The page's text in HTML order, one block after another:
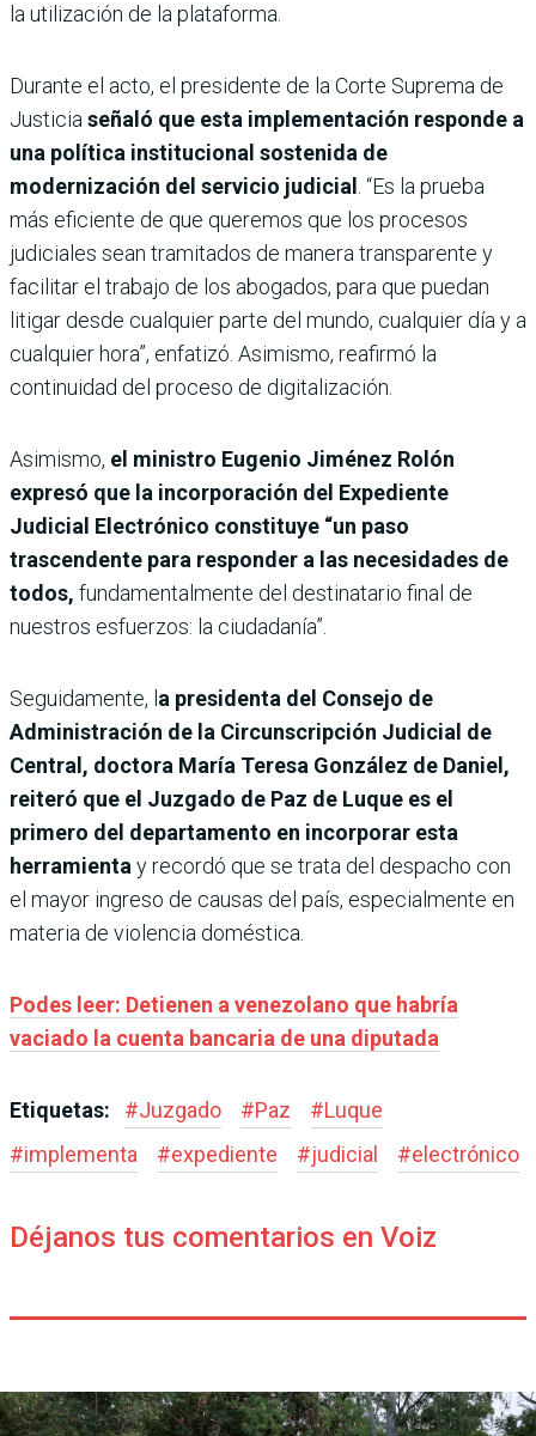
la utilización de la plataforma.
Durante el acto, el presidente de la Corte Suprema de
Justicia señaló que esta implementación responde a
una política institucional sostenida de
modernización del servicio judicial
. “Es la prueba
más eficiente de que queremos que los procesos
judiciales sean tramitados de manera transparente y
facilitar el trabajo de los abogados, para que puedan
litigar desde cualquier parte del mundo, cualquier día y a
cualquier hora”, enfatizó. Asimismo, reafirmó la
continuidad del proceso de digitalización.
Asimismo, el ministro Eugenio Jiménez Rolón
expresó que la incorporación del Expediente
Judicial Electrónico constituye “un paso
trascendente para responder a las necesidades de
todos, fundamentalmente del destinatario final de
nuestros esfuerzos: la ciudadanía”.
Seguidamente, l a presidenta del Consejo de
Administración de la Circunscripción Judicial de
Central, doctora María Teresa González de Daniel,
reiteró que el Juzgado de Paz de Luque es el
primero del departamento en incorporar esta
herramienta y recordó que se trata del despacho con
el mayor ingreso de causas del país, especialmente en
materia de violencia doméstica.
Podes leer: Detienen a venezolano que habría
vaciado la cuenta bancaria de una diputada
Etiquetas: #Juzgado #Paz #Luque
#implementa #expediente #judicial #electrónico
Déjanos tus comentarios en Voiz